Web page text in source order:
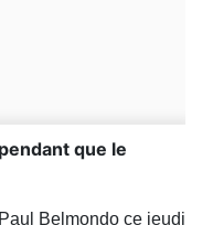
que le
Belmondo ce jeudi